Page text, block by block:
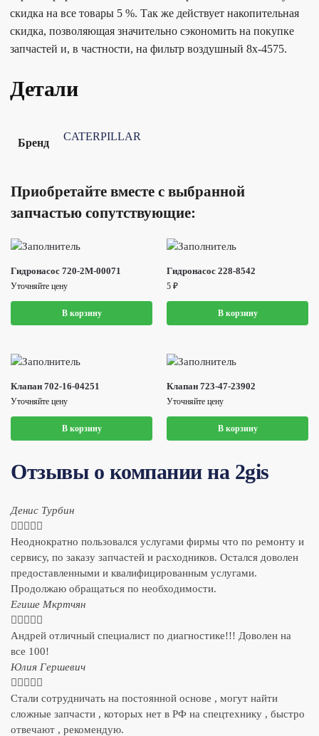
скидка на все товары 5 %. Так же действует накопительная
скидка, позволяющая значительно сэкономить на покупке
запчастей и, в частности, на фильтр воздушный 8x-4575.
Детали
Бренд
CATERPILLAR
Приобретайте вместе с выбранной
запчастью сопутствующие:
Гидронасос 720-2M-00071
Уточняйте цену
В корзину
Гидронасос 228-8542
5 ₽
В корзину
Клапан 702-16-04251
Уточняйте цену
В корзину
Клапан 723-47-23902
Уточняйте цену
В корзину
Отзывы о компании на 2gis
Денис Турбин
    
Неоднократно пользовался услугами фирмы что по ремонту и
сервису, по заказу запчастей и расходников. Остался доволен
предоставленными и квалифицированным услугами.
Продолжаю обращаться по необходимости.
​Егише Мкртчян
    
Андрей отличный специалист по диагностике!!! Доволен на
все 100!
​Юлия Гершевич
    
Стали сотрудничать на постоянной основе , могут найти
сложные запчасти , которых нет в РФ на спецтехнику , быстро
отвечают , рекомендую.